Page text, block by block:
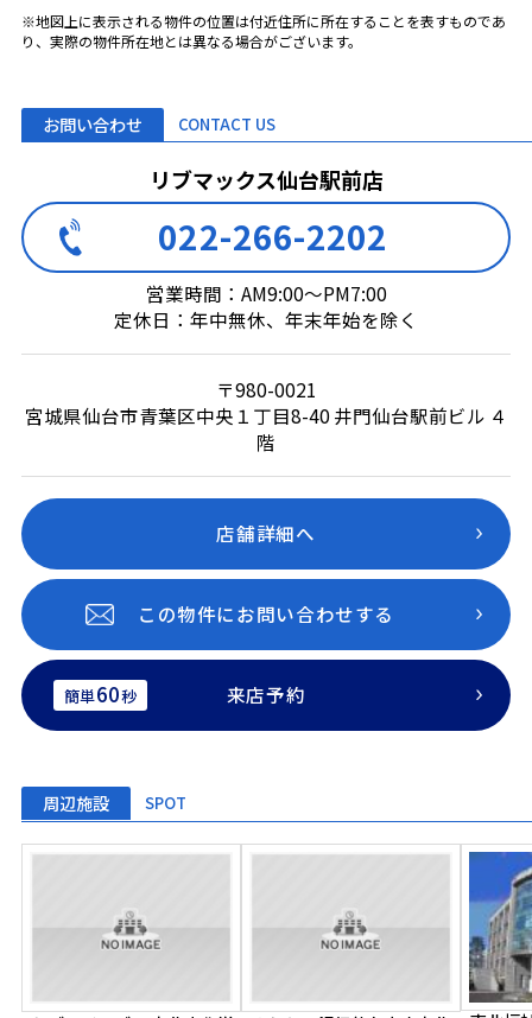
※地図上に表示される物件の位置は付近住所に所在することを表すものであ
り、実際の物件所在地とは異なる場合がございます。
お問い合わせ CONTACT US
リブマックス仙台駅前店
022-266-2202
営業時間：AM9:00～PM7:00
定休日：年中無休、年末年始を除く
〒980-0021
宮城県仙台市青葉区中央１丁目8-40 井門仙台駅前ビル ４
階
店舗詳細へ
この物件にお問い合わせする
簡単60秒 来店予約
周辺施設 SPOT